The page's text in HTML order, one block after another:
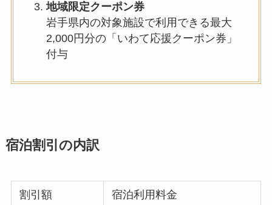
地域限定クーポン券
岩手県内の対象施設で利用できる最大
2,000円分の「いわて応援クーポン券」
付与
宿泊割引の内訳
割引額 宿泊利用料金